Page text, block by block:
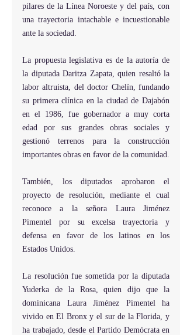
pilares de la Línea Noroeste y del país, con
una trayectoria intachable e incuestionable
ante la sociedad.
La propuesta legislativa es de la autoría de
la diputada Daritza Zapata, quien resaltó la
labor altruista, del doctor Chelín, fundando
su primera clínica en la ciudad de Dajabón
en el 1986, fue gobernador a muy corta
edad por sus grandes obras sociales y
gestionó terrenos para la construcción
importantes obras en favor de la comunidad.
También, los diputados aprobaron el
proyecto de resolución, mediante el cual
reconoce a la señora Laura Jiménez
Pimentel por su excelsa trayectoria y
defensa en favor de los latinos en los
Estados Unidos.
La resolución fue sometida por la diputada
Yuderka de la Rosa, quien dijo que la
dominicana Laura Jiménez Pimentel ha
vivido en El Bronx y el sur de la Florida, y
ha trabajado, desde el Partido Demócrata en